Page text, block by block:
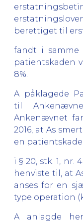
berettiget til
fandt i samme
patientskaden
8%.
A påklagede
til
Ankenævnet
2016, at As
en
i § 20, stk. 1,
henviste til, at
anses for en
type operation
A anlagde